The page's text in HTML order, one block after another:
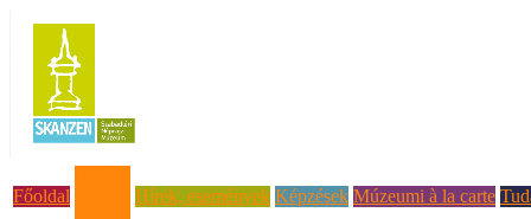
Főoldal
Hírek, események Képzések Múzeumi à la carte